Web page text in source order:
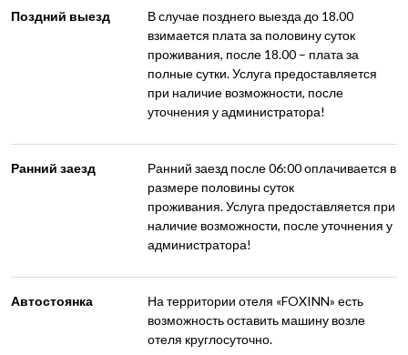
Поздний выезд
В случае позднего выезда до 18.00
взимается плата за половину суток
проживания, после 18.00 – плата за
полные сутки. Услуга предоставляется
при наличие возможности, после
уточнения у администратора!
Ранний заезд
Ранний заезд после 06:00 оплачивается в
размере половины суток
проживания.Услуга предоставляется при
наличие возможности, после уточнения у
администратора!
Автостоянка
На территории отеля «FOXINN» есть
возможность оставить машину возле
отеля круглосуточно.